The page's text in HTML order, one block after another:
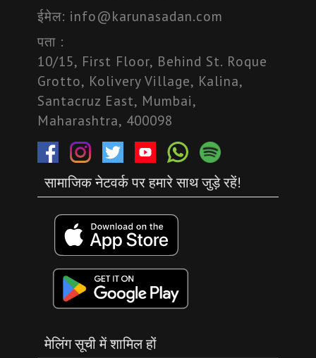
ईमेल: info@karunasadan.com
पता :
10/15, First Floor, Behind St. Roque
Grotto, Kolivery Village, Kalina,
Santacruz East, Mumbai,
Maharashtra, 400098
सामाजिक नेटवर्क पर हमारे साथ जुड़े रहें!
मेलिंग सूची में शामिल हों